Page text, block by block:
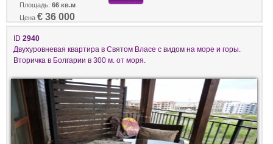
Площадь: 66 кв.м
Цена € 36 000
ID 2940
Двухуровневая квартира в Святом Власе с видом на море и горы.
Вторичка в Болгарии в 300 м. от моря.